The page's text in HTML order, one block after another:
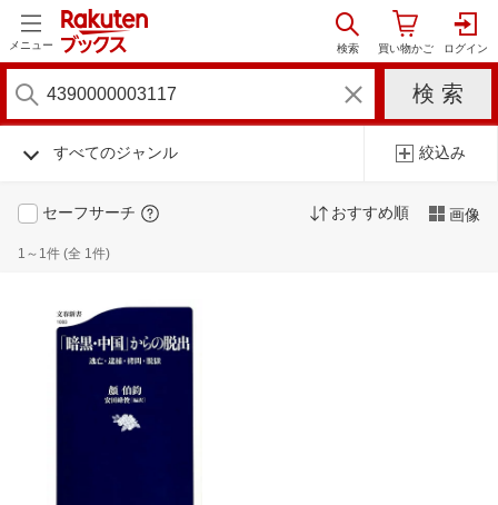
メニュー
すべてのジャンル 絞込み
セーフサーチ おすすめ順 画像
1～1件 (全 1件)